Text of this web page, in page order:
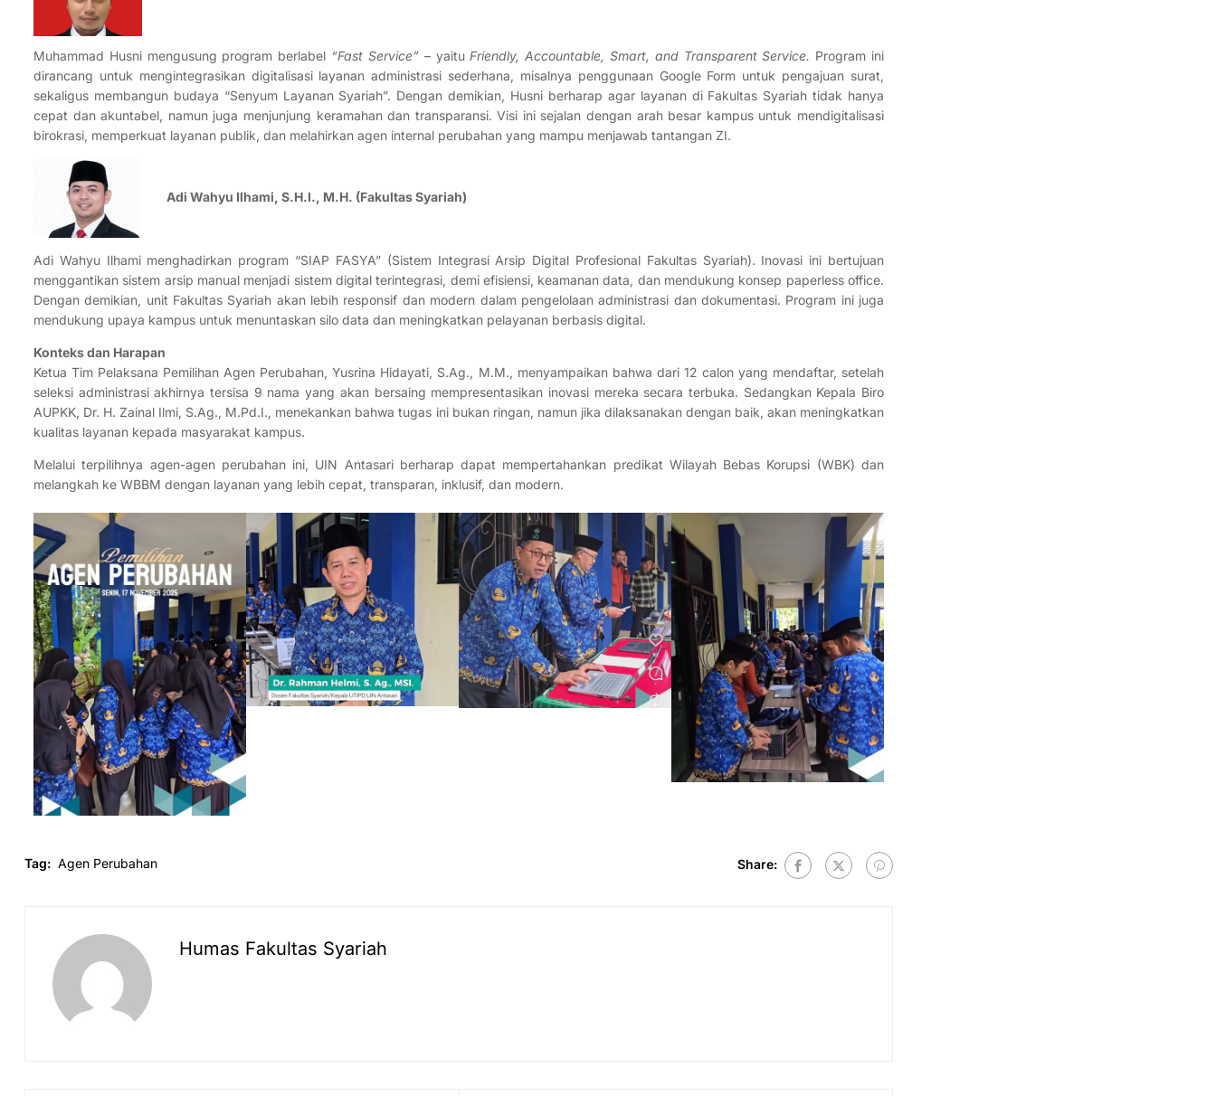
Muhammad Husni mengusung program berlabel “Fast Service”– yaituFriendly, Accountable, Smart, and Transparent Service. Program ini
dirancang untuk mengintegrasikan digitalisasi layanan administrasi sederhana, misalnya penggunaan Google Form untuk pengajuan surat,
sekaligus membangun budaya “Senyum Layanan Syariah”. Dengan demikian, Husni berharap agar layanan di Fakultas Syariah tidak hanya
cepat dan akuntabel, namun juga menjunjung keramahan dan transparansi. Visi ini sejalan dengan arah besar kampus untuk mendigitalisasi
birokrasi, memperkuat layanan publik, dan melahirkan agen internal perubahan yang mampu menjawab tantangan ZI.
Adi Wahyu Ilhami, S.H.I., M.H. (Fakultas Syariah)
Adi Wahyu Ilhami menghadirkan program “SIAP FASYA” (Sistem Integrasi Arsip Digital Profesional Fakultas Syariah). Inovasi ini bertujuan
menggantikan sistem arsip manual menjadi sistem digital terintegrasi, demi efisiensi, keamanan data, dan mendukung konsep paperless office.
Dengan demikian, unit Fakultas Syariah akan lebih responsif dan modern dalam pengelolaan administrasi dan dokumentasi. Program ini juga
mendukung upaya kampus untuk menuntaskan silo data dan meningkatkan pelayanan berbasis digital.
Konteks dan Harapan
Ketua Tim Pelaksana Pemilihan Agen Perubahan, Yusrina Hidayati, S.Ag., M.M., menyampaikan bahwa dari 12 calon yang mendaftar, setelah
seleksi administrasi akhirnya tersisa 9 nama yang akan bersaing mempresentasikan inovasi mereka secara terbuka. Sedangkan Kepala Biro
AUPKK, Dr. H. Zainal Ilmi, S.Ag., M.Pd.I., menekankan bahwa tugas ini bukan ringan, namun jika dilaksanakan dengan baik, akan meningkatkan
kualitas layanan kepada masyarakat kampus.
Melalui terpilihnya agen-agen perubahan ini, UIN Antasari berharap dapat mempertahankan predikat Wilayah Bebas Korupsi (WBK) dan
melangkah ke WBBM dengan layanan yang lebih cepat, transparan, inklusif, dan modern.
Tag: Agen Perubahan Share:
Humas Fakultas Syariah